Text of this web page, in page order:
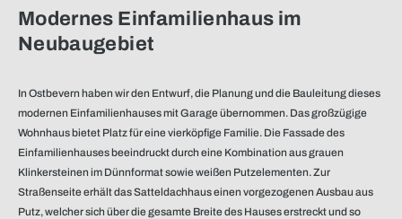
Modernes Einfamilienhaus im
Neubaugebiet
In Ostbevern haben wir den Entwurf, die Planung und die Bauleitung dieses
modernen Einfamilienhauses mit Garage übernommen. Das großzügige
Wohnhaus bietet Platz für eine vierköpfige Familie. Die Fassade des
Einfamilienhauses beeindruckt durch eine Kombination aus grauen
Klinkersteinen im Dünnformat sowie weißen Putzelementen. Zur
Straßenseite erhält das Satteldachhaus einen vorgezogenen Ausbau aus
Putz, welcher sich über die gesamte Breite des Hauses erstreckt und so
Elemente aus Putz